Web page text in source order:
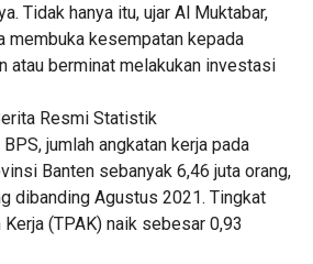
Tidak hanya itu, ujar Al Muktabar,
membuka kesempatan kepada
atau berminat melakukan investasi
Resmi Statistik
jumlah angkatan kerja pada
Banten sebanyak 6,46 juta orang,
dibanding Agustus 2021. Tingkat
(TPAK) naik sebesar 0,93